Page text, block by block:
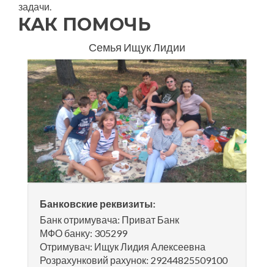
задачи.
КАК ПОМОЧЬ
Семья Ищук Лидии
Банковские реквизиты:
Банк отримувача: Приват Банк
МФО банку: 305299
Отримувач: Ищук Лидия Алексеевна
Розрахунковий рахунок: 29244825509100